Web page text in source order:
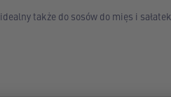
idealny także do sosów do mięs i sałatek